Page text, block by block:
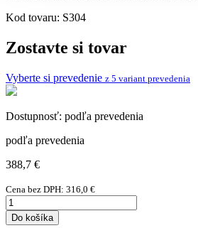
Kod tovaru: S304
Zostavte si tovar
Vyberte si prevedenie z 5 variant prevedenia
Dostupnosť: podľa prevedenia
podľa prevedenia
388,7 €
Cena bez DPH: 316,0 €
Do košíka